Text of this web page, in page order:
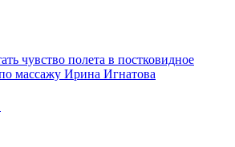
чувство полета в постковидное
массажу Ирина Игнатова